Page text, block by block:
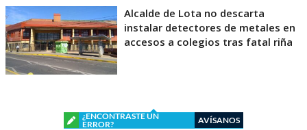
Alcalde de Lota no descarta
instalar detectores de metales en
accesos a colegios tras fatal riña
¿ENCONTRASTE UN
ERROR?
AVÍSANOS